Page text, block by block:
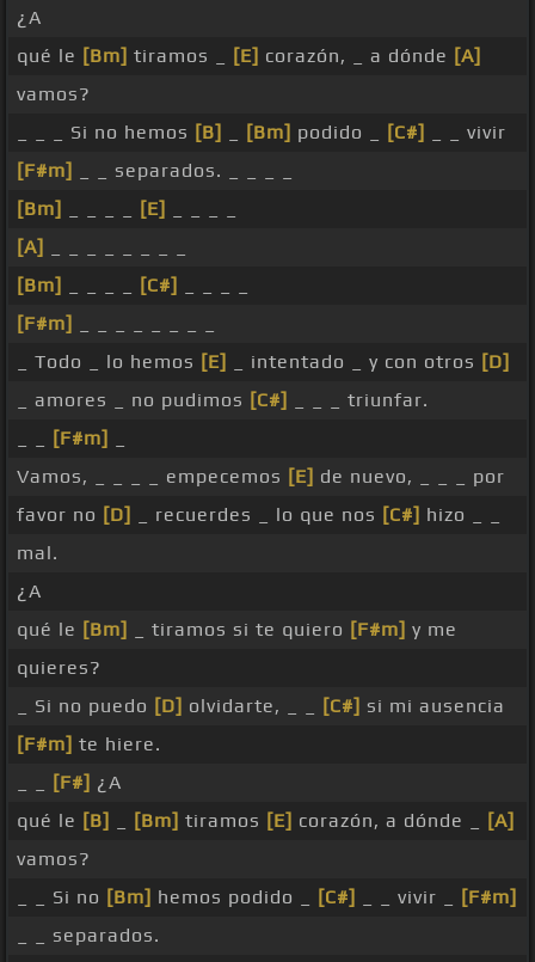
¿A
qué le [Bm] tiramos _ [E] corazón, _ a dónde [A]
vamos?
_ _ _ Si no hemos [B] [Bm] podido _ [C#]
_ _ vivir
[F#m]
_ _ separados. _ _ _ _
[Bm]
[E]
[A]
[Bm]
[C#]
[F#m]
_ Todo _ lo hemos [E] _ intentado _ y con otros [D]
_ amores _ no pudimos [C#]
_ _ _ triunfar.
[F#m]
Vamos, _ _ _ _ empecemos [E] de nuevo, _ _ _ por
favor no [D] _ recuerdes _ lo que nos [C#] hizo _ _
mal.
¿A
qué le [Bm] _ tiramos si te quiero [F#m] y me
quieres?
_ Si no puedo [D] olvidarte, _ _ [C#] si mi ausencia
[F#m] te hiere.
[F#] ¿A
qué le [B] [Bm] tiramos [E] corazón, a dónde _
[A]
vamos?
_ _ Si no [Bm] hemos podido _ [C#] _ _ vivir _
[F#m]
_ _ separados.